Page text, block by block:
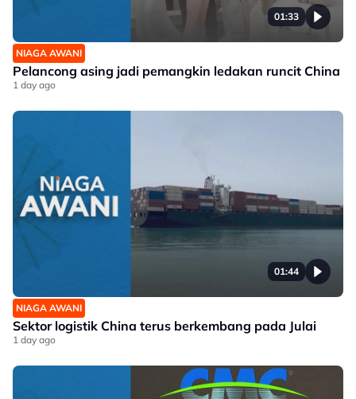
01:33
NIAGA AWANI
Pelancong asing jadi pemangkin ledakan runcit China
1 day ago
01:44
NIAGA AWANI
Sektor logistik China terus berkembang pada Julai
1 day ago